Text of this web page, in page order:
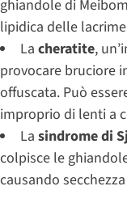
ghiandole di
lipidica delle
La cheratite,
provocare bruciore
offuscata. Può
improprio di lenti a
La sindrome di
colpisce le
causando